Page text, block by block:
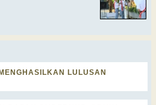
LULUSAN